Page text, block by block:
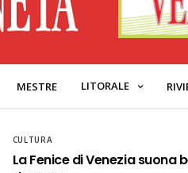
MESTRE LITORALE
CULTURA
La Fenice di Venezia suona